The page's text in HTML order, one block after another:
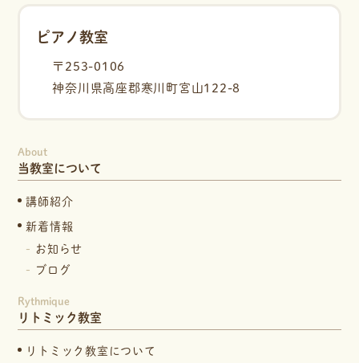
ピアノ教室
〒253-0106
神奈川県高座郡寒川町宮山122-8
About
当教室について
講師紹介
新着情報
お知らせ
ブログ
Rythmique
リトミック教室
リトミック教室について